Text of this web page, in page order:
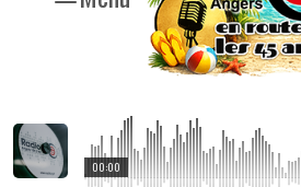
00:00